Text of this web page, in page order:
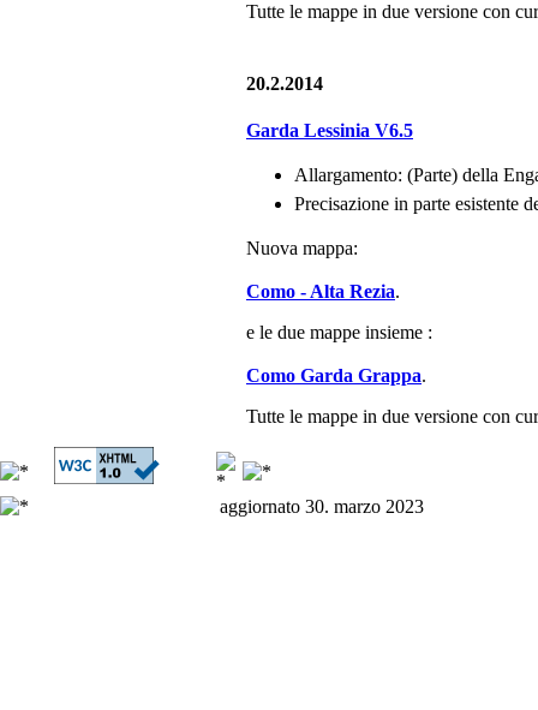
Tutte le mappe in due versione con
20.2.2014
Garda Lessinia V6.5
Allargamento: (Parte) della
Precisazione in parte esistente
Nuova mappa:
Como - Alta Rezia.
e le due mappe insieme :
Como Garda Grappa.
Tutte le mappe in due versione con
aggiornato 30. marzo 2023